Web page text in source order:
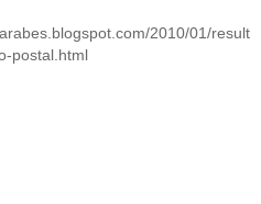
2010/01/result
postal.html